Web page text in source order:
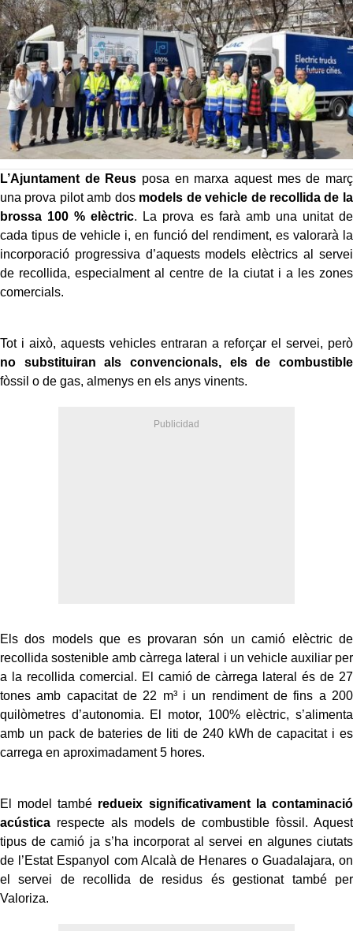
L’Ajuntament de Reus posa en marxa aquest mes de març
una prova pilot amb dos models de vehicle de recollida de la
brossa 100 % elèctric. La prova es farà amb una unitat de
cada tipus de vehicle i, en funció del rendiment, es valorarà la
incorporació progressiva d’aquests models elèctrics al servei
de recollida, especialment al centre de la ciutat i a les zones
comercials.
Tot i això, aquests vehicles entraran a reforçar el servei, però
no substituiran als convencionals, els de combustible
fòssil o de gas, almenys en els anys vinents.
Els dos models que es provaran són un camió elèctric de
recollida sostenible amb càrrega lateral i un vehicle auxiliar per
a la recollida comercial. El camió de càrrega lateral és de 27
tones amb capacitat de 22 m³ i un rendiment de fins a 200
quilòmetres d’autonomia. El motor, 100% elèctric, s’alimenta
amb un pack de bateries de liti de 240 kWh de capacitat i es
carrega en aproximadament 5 hores.
El model també redueix significativament la contaminació
acústica respecte als models de combustible fòssil. Aquest
tipus de camió ja s’ha incorporat al servei en algunes ciutats
de l’Estat Espanyol com Alcalà de Henares o Guadalajara, on
el servei de recollida de residus és gestionat també per
Valoriza.